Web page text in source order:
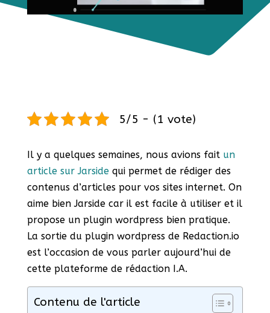
5/5 - (1 vote)
Il y a quelques semaines, nous avions fait un
article sur Jarsidequi permet de rédiger des
contenus d’articles pour vos sites internet. On
aime bien Jarside car il est facile à utiliser et il
propose un plugin wordpress bien pratique.
La sortie du plugin wordpress de Redaction.io
est l’occasion de vous parler aujourd’hui de
cette plateforme de rédaction I.A.
Contenu de l'article